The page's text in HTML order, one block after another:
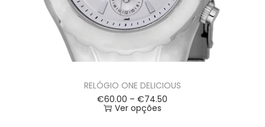
RELÓGIO ONE DELICIOUS
€60.00 – €74.50
Ver opções